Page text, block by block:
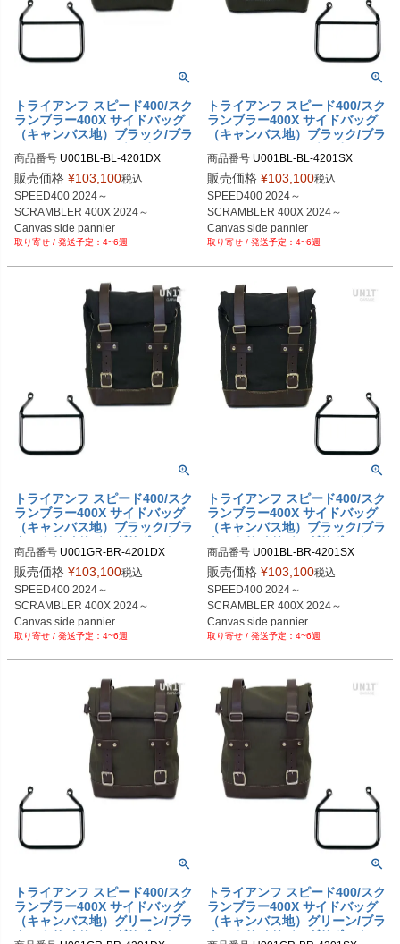
トライアンフ スピード400/スク
ランブラー400X サイドバッグ
（キャンバス地）ブラック/ブラ
ック＆サイドバッグサポートフ
レーム右側 キット ユニットガ
レージ
商品番号 U001BL-BL-4201DX
U001BL_BL+4201DX
販売価格 ¥103,100税込
SPEED400 2024～
SCRAMBLER 400X 2024～
Canvas side pannier
10L-14L Black/Black 4~6週
トライアンフ スピード400/スク
ランブラー400X サイドバッグ
（キャンバス地）ブラック/ブラ
ック＆サイドバッグサポートフ
レーム左側 キット ユニットガ
レージ
商品番号 U001BL-BL-4201SX
U001BL_BL+4201SX
販売価格 ¥103,100税込
SPEED400 2024～
SCRAMBLER 400X 2024～
Canvas side pannier
10L-14L Black/Black 4~6週
トライアンフ スピード400/スク
ランブラー400X サイドバッグ
（キャンバス地）ブラック/ブラ
ウン＆サイドバッグサポートフ
レーム右側 キット ユニットガ
レージ
商品番号 U001GR-BR-4201DX
U001GR_BR+4201DX
販売価格 ¥103,100税込
SPEED400 2024～
SCRAMBLER 400X 2024～
Canvas side pannier
10L-14L Black/Brown
4~6週
トライアンフ スピード400/スク
ランブラー400X サイドバッグ
（キャンバス地）ブラック/ブラ
ウン＆サイドバッグサポートフ
レーム左側 キット ユニットガ
レージ
商品番号 U001BL-BR-4201SX
U001BL_BR+4201SX
販売価格 ¥103,100税込
SPEED400 2024～
SCRAMBLER 400X 2024～
Canvas side pannier
10L-14L Black/Brown
4~6週
トライアンフ スピード400/スク
ランブラー400X サイドバッグ
（キャンバス地）グリーン/ブラ
ウン＆サイドバッグサポートフ
トライアンフ スピード400/スク
ランブラー400X サイドバッグ
（キャンバス地）グリーン/ブラ
ウン＆サイドバッグサポートフ